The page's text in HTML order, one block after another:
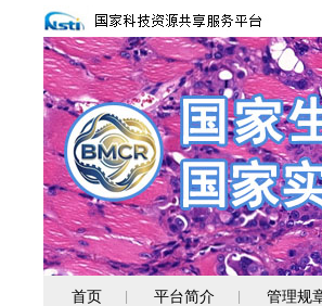
首页 平台简介 管理规